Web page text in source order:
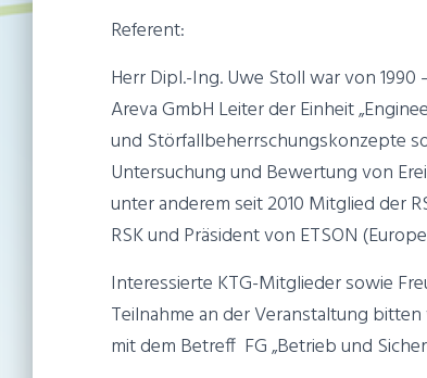
Referent:
Herr Dipl.-Ing. Uwe Stoll war von 1990
Areva GmbH Leiter der Einheit
und Störfallbeherrschungskonzepte
Untersuchung und Bewertung von
unter anderem seit 2010 Mitglied der
RSK und Präsident von ETSON
Interessierte KTG-Mitglieder sowie
Teilnahme an der Veranstaltung bitten
mit dem Betreff FG „Betrieb und